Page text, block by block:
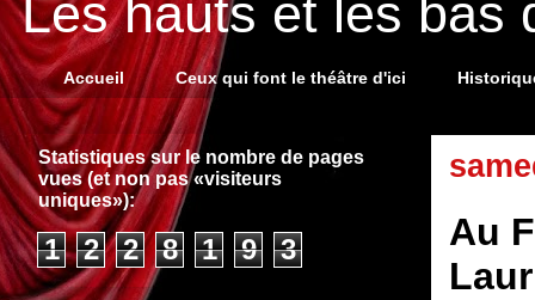
Les hauts et les bas
Accueil Ceux qui font le théâtre d'ici
Au
Statistiques sur le nombre de pages
vues (et non pas «visiteurs
uniques»):
1 2 2 8 1 9 3